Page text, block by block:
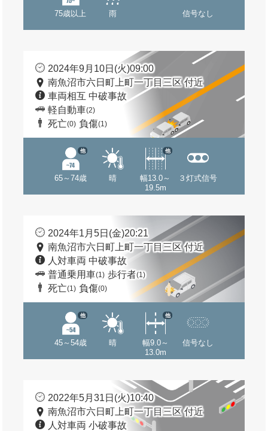
75歳以上 雨 信号なし
2024年9月10日(火)09:00
南魚沼市六日町上町一丁目三区 付近
車両相互 中破事故
軽自動車(2)
死亡(0) 負傷(1)
65～74歳
他
晴
幅13.0～
19.5m
他
３灯式信号
2024年1月5日(金)20:21
南魚沼市六日町上町一丁目三区 付近
人対車両 中破事故
普通乗用車(1) 歩行者(1)
死亡(1) 負傷(0)
45～54歳
他
晴
幅9.0～
13.0m
他
信号なし
2022年5月31日(火)10:40
南魚沼市六日町上町一丁目三区 付近
人対車両 小破事故